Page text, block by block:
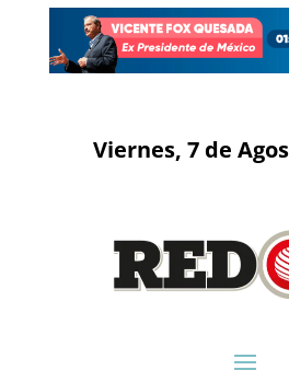
Viernes, 7 de